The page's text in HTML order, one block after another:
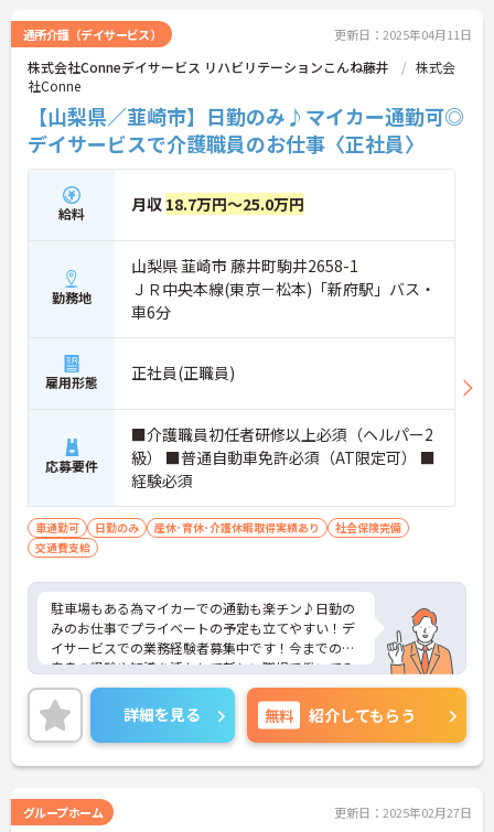
通所介護（デイサービス） 更新日：2025年04月11日
株式会社Conneデイサービス リハビリテーションこんね藤井
株式会
社Conne
【山梨県／韮崎市】日勤のみ♪マイカー通勤可◎
デイサービスで介護職員のお仕事〈正社員〉
給料 月収 18.7万円～25.0万円
勤務地
山梨県 韮崎市 藤井町駒井2658-1
ＪＲ中央本線(東京－松本)「新府駅」バス・
車6分
雇用形態 正社員(正職員)
応募要件
■介護職員初任者研修以上必須（ヘルパー2
級） ■普通自動車免許必須（AT限定可） ■
経験必須
車通勤可 日勤のみ 産休･育休･介護休暇取得実績あり
社会保険完備
交通費支給
駐車場もある為マイカーでの通勤も楽チン♪日勤の
みのお仕事でプライベートの予定も立てやすい！デ
イサービスでの業務経験者募集中です！今までのご
自身の経験や知識を活かして新しい職場で働いてみ
ませんか？ご興味のある方はご面接のポイントをお
伝えしますのでお気軽にお問い合わせください。
詳細を見る 無料 紹介してもらう
グループホーム 更新日：2025年02月27日